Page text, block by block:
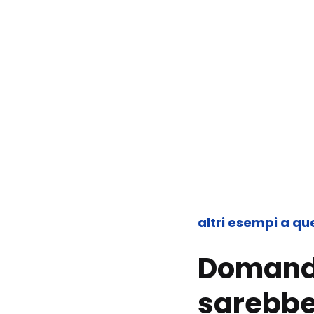
altri esempi a